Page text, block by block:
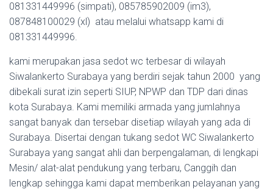
081331449996 (simpati), 085785902009 (im3),
087848100029 (xl) atau melalui whatsapp kami di
081331449996.
kami merupakan jasa sedot wc terbesar di wilayah
Siwalankerto Surabaya yang berdiri sejak tahun 2000 yang
dibekali surat izin seperti SIUP, NPWP dan TDP dari dinas
kota Surabaya. Kami memiliki armada yang jumlahnya
sangat banyak dan tersebar disetiap wilayah yang ada di
Surabaya. Disertai dengan tukang sedot WC Siwalankerto
Surabaya yang sangat ahli dan berpengalaman, di lengkapi
Mesin/ alat-alat pendukung yang terbaru, Canggih dan
lengkap sehingga kami dapat memberikan pelayanan yang